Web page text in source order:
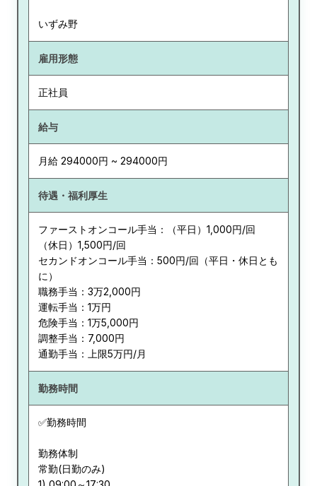
いずみ野
雇用形態
正社員
給与
月給 294000円 ~ 294000円
待遇・福利厚生
ファーストオンコール手当：（平日）1,000円/回
（休日）1,500円/回
セカンドオンコール手当：500円/回（平日・休日とも
に）
職務手当：3万2,000円
運転手当：1万円
危険手当：1万5,000円
調整手当：7,000円
通勤手当：上限5万円/月
勤務時間
✅勤務時間
勤務体制
常勤(日勤のみ)